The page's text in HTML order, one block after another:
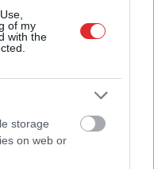
of my
with the
storage
on web or
nebija tās mātes
Ziņot